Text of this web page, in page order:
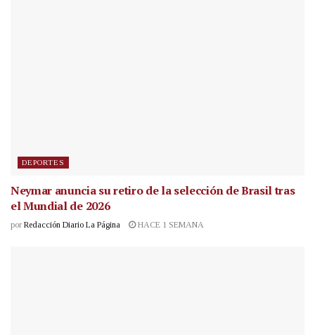
DEPORTES
Neymar anuncia su retiro de la selección de Brasil tras
el Mundial de 2026
por Redacción Diario La Página HACE 1 SEMANA